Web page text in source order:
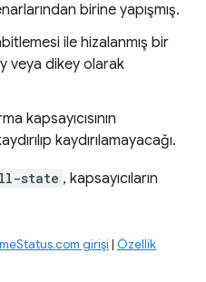
birine yapışmış.
ile hizalanmış bir
veya dikey olarak
kapsayıcısının
kaydırılamayacağı.
state , kapsayıcıların
girişi | Özellik